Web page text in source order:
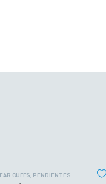
EAR CUFFS, PENDIENTES